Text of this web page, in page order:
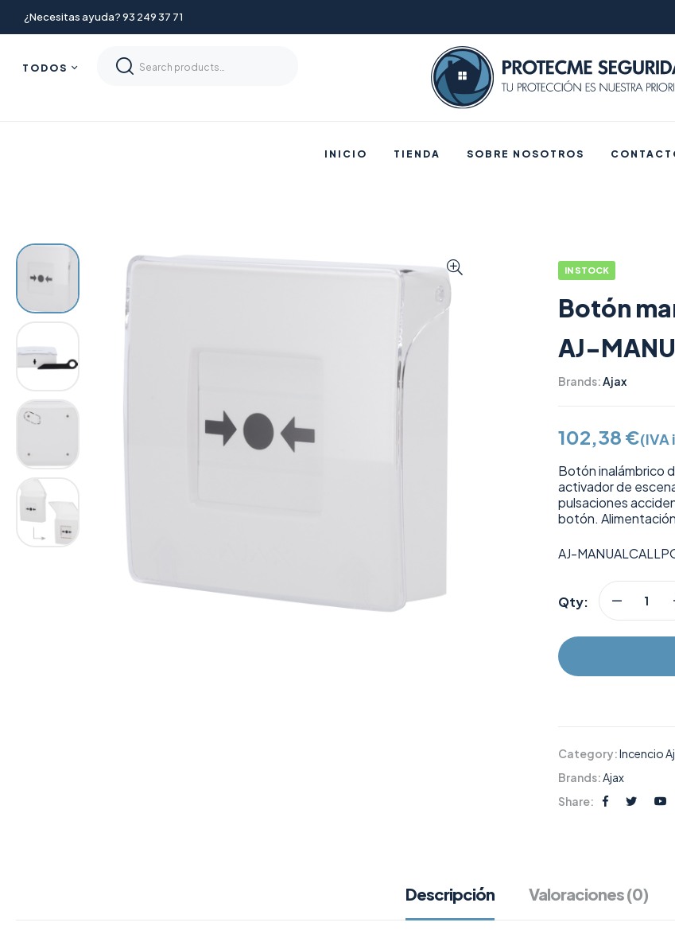
¿Necesitas ayuda? 93 249 37 71
TODOS
INICIO TIENDA SOBRE NOSOTROS
IN STOCK
Botón
AJ-
Brands:Ajax
102,38 €
Botón inalámbrico
activador de
pulsaciones
botón.
AJ-
Qty:
Category:Incencio
Brands: Ajax
Share:
Descripción Valoraciones (0)